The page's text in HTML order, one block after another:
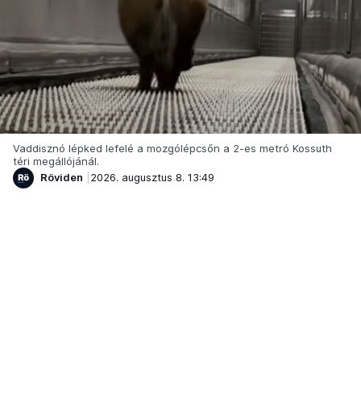
Vaddisznó lépked lefelé a mozgólépcsőn a 2-es metró Kossuth
téri megállójánál.
Röviden
2026. augusztus 8. 13:49